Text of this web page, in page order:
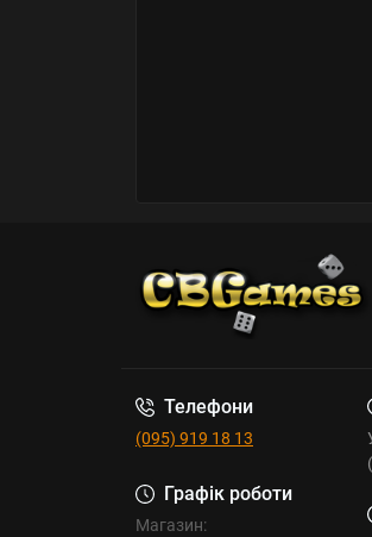
Телефони
(095) 919 18 13
Графік роботи
Магазин: